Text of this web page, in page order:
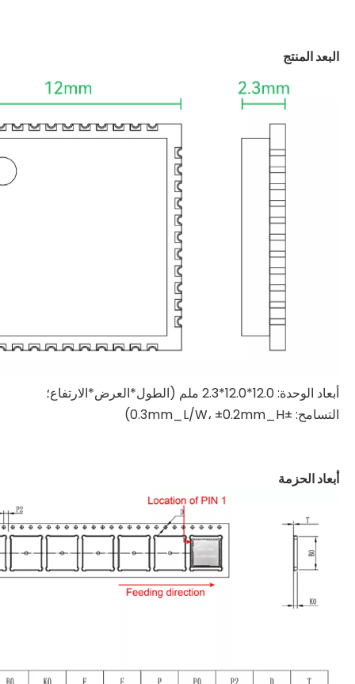
البعد المنتج
أبعاد الوحدة: 12.0*12.0*2.3 ملم (الطول*العرض*الارتفاع؛
التسامح: ±0.3mm_L/W، ±0.2mm_H)
أبعاد الحزمة